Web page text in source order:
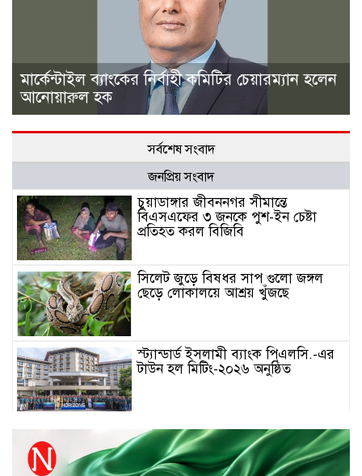
মার্কেন্টাইল ব্যাংকের নির্বাহী কমিটির চেয়ারম্যান হলেন
আনোয়ারুল হক
সর্বশেষ সংবাদ
জনপ্রিয় সংবাদ
চুয়াডাঙ্গার জীবননগর সীমান্তে
বিএসএফের ৩ জনকে পুশ-ইন চেষ্টা
প্রতিহত করল বিজিবি
সিলেট জুড়ে বিষধর সাপ গুলো জঙ্গল
ছেড়ে লোকালয়ে আশ্রয় খুঁজছে
স্ট্যান্ডার্ড ইসলামী ব্যাংক পিএলসি.-এর
টাউন হল মিটিং-২০২৬ অনুষ্ঠিত
বিদায়ী সপ্তাহে দর পতনের শীর্ষে এস
আলম কোল্ড রোল্ড